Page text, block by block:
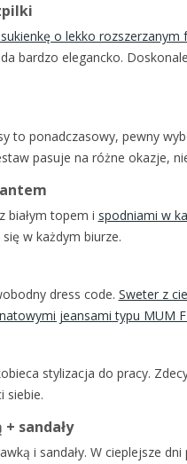
o lekko rozszerzanym
bardzo elegancko.
to ponadczasowy, pewny
pasuje na różne okazje,
białym topem i spodniami w
w każdym biurze.
dress code. Sweter z
jeansami typu MUM
stylizacja do pracy.
siebie.
sandały
i sandały. W cieplejsze